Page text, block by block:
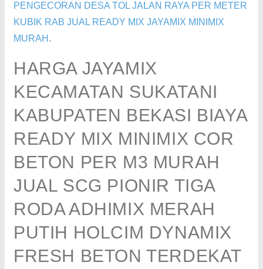
PENGECORAN DESA TOL JALAN RAYA PER METER
KUBIK RAB JUAL READY MIX JAYAMIX MINIMIX
MURAH .
HARGA JAYAMIX
KECAMATAN SUKATANI
KABUPATEN BEKASI BIAYA
READY MIX MINIMIX COR
BETON PER M3 MURAH
JUAL SCG PIONIR TIGA
RODA ADHIMIX MERAH
PUTIH HOLCIM DYNAMIX
FRESH BETON TERDEKAT